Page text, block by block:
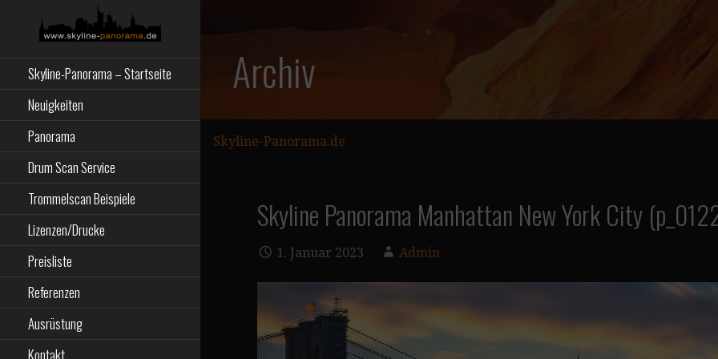
SKYLINE-
PANORAMA.DE
Skyline-Panorama – Startseite
Neuigkeiten
Panorama
Drum Scan Service
Trommelscan Beispiele
Lizenzen/Drucke
Preisliste
Referenzen
Ausrüstung
Kontakt
Archiv
Skyline-Panorama.de
Skyline Panorama Manhattan New York City
1. Januar 2023 Admin